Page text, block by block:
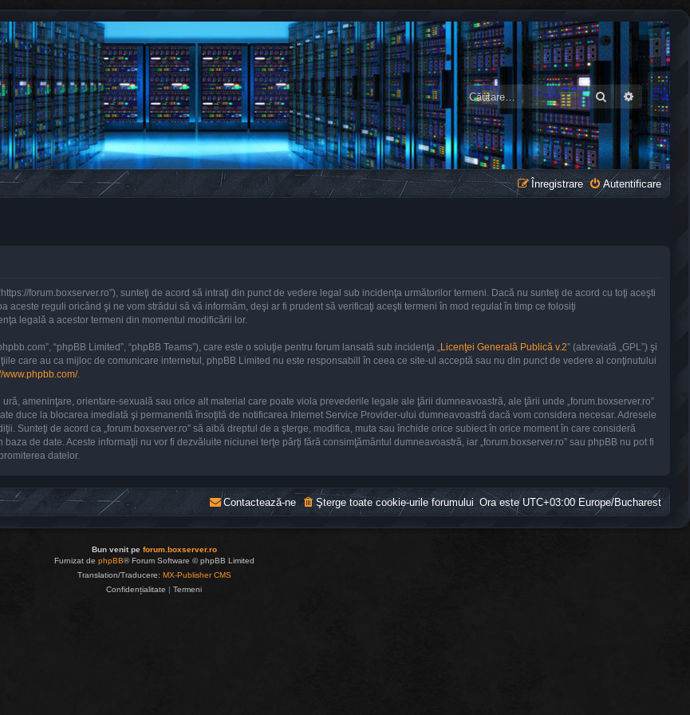
CăutareCăutare
Autentificare
Înregistrare
forum.boxserver.ro”), sunteţi de acord să intraţi din punct de vedere legal sub incidenţa următorilor termeni. Dacă nu sunteţi de acord cu toţi aceşti
aceste reguli oricând şi ne vom strădui să vă informăm, deşi ar fi prudent să verificaţi aceşti termeni în mod regulat în timp ce folosiţi
legală a acestor termeni din momentul modificării lor.
“phpBB Limited”, “phpBB Teams”), care este o soluţie pentru forum lansată sub incidenţa „ Licenţei Generală Publică v.2” (abreviată „GPL”) şi
care au ca mijloc de comunicare internetul, phpBB Limited nu este responsabill în ceea ce site-ul acceptă sau nu din punct de vedere al conţinutului
www.phpbb.com/.
ameninţare, orientare-sexuală sau orice alt material care poate viola prevederile legale ale ţării dumneavoastră, ale ţării unde „forum.boxserver.ro”
duce la blocarea imediată şi permanentă însoţită de notificarea Internet Service Provider-ului dumneavoastră dacă vom considera necesar. Adresele
Sunteţi de acord ca „forum.boxserver.ro” să aibă dreptul de a şterge, modifica, muta sau închide orice subiect în orice moment în care consideră
de date. Aceste informaţii nu vor fi dezvăluite niciunei terţe părţi fără consimţământul dumneavoastră, iar „forum.boxserver.ro” sau phpBB nu pot fi
datelor.
Ora este UTC+03:00 Europe/Bucharest
Şterge toate cookie-urile forumului
Contactează-ne
Bun venit pe forum.boxserver.ro
Furnizat de phpBB® Forum Software © phpBB Limited
Translation/Traducere: MX-Publisher CMS
Confidențialitate | Termeni